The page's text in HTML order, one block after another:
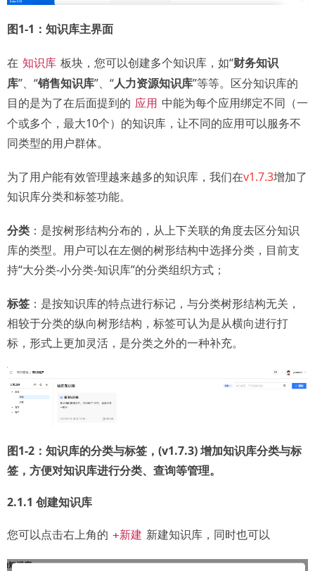
图1-1：知识库主界面
在 知识库 板块，您可以创建多个知识库，如“财务知识
库”、“销售知识库”、“人力资源知识库”等等。区分知识库的
目的是为了在后面提到的 应用 中能为每个应用绑定不同（一
个或多个，最大10个）的知识库，让不同的应用可以服务不
同类型的用户群体。
为了用户能有效管理越来越多的知识库，我们在v1.7.3增加了
知识库分类和标签功能。
分类 ：是按树形结构分布的，从上下关联的角度去区分知识
库的类型。用户可以在左侧的树形结构中选择分类，目前支
持“大分类-小分类-知识库”的分类组织方式；
标签 ：是按知识库的特点进行标记，与分类树形结构无关，
相较于分类的纵向树形结构，标签可认为是从横向进行打
标，形式上更加灵活，是分类之外的一种补充。
图1-2：知识库的分类与标签，(v1.7.3) 增加知识库分类与标
签，方便对知识库进行分类、查询等管理。
2.1.1 创建知识库
您可以点击右上角的 +新建 新建知识库，同时也可以